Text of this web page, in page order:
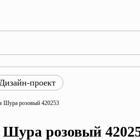
Лофт
проект
Шура розовый 420253
розовый